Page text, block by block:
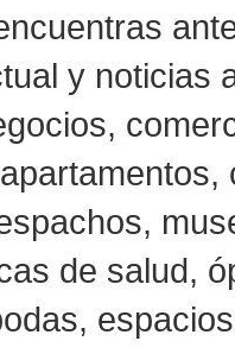
y noticias
de salud,